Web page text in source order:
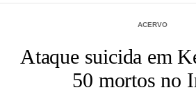
ACERVO
Ataque suicida em
50 mortos no